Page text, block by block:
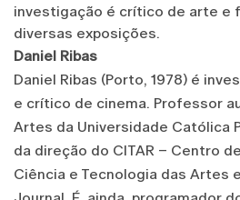
investigação é crítico de arte e
diversas exposições.
Daniel Ribas
Daniel Ribas (Porto, 1978) é
e crítico de cinema. Professor
Artes da Universidade Católica
da direção do CITAR – Centro
Ciência e Tecnologia das Artes